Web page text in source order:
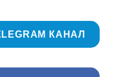
КАНАЛ